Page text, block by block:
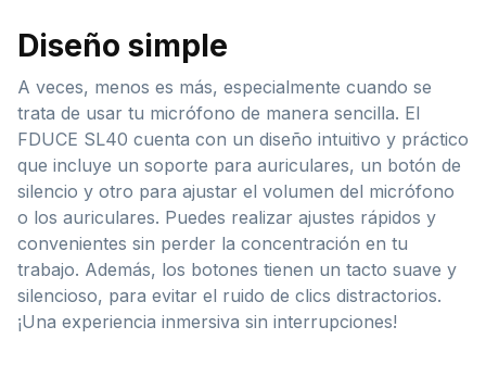
Diseño simple
A veces, menos es más, especialmente cuando se
trata de usar tu micrófono de manera sencilla. El
FDUCE SL40 cuenta con un diseño intuitivo y práctico
que incluye un soporte para auriculares, un botón de
silencio y otro para ajustar el volumen del micrófono
o los auriculares. Puedes realizar ajustes rápidos y
convenientes sin perder la concentración en tu
trabajo. Además, los botones tienen un tacto suave y
silencioso, para evitar el ruido de clics distractorios.
¡Una experiencia inmersiva sin interrupciones!